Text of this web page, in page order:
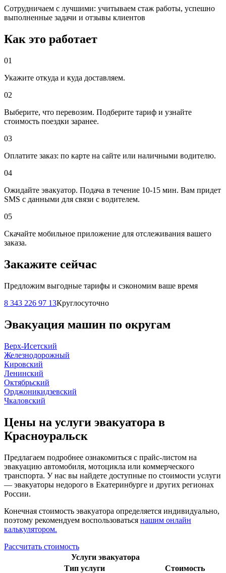
Сотрудничаем с лучшими: учитываем стаж работы, успешно
выполненные задачи и отзывы клиентов
Как это работает
01
Укажите откуда и куда доставляем.
02
Выберите, что перевозим. Подберите тариф и узнайте
стоимость поездки заранее.
03
Оплатите заказ: по карте на сайте или наличными водителю.
04
Ожидайте эвакуатор. Подача в течение 10-15 мин. Вам придет
SMS с данными для связи с водителем.
05
Скачайте мобильное приложение для отслеживания вашего
заказа.
Закажите сейчас
Предложим выгодные тарифы и сэкономим ваше время
8 343 226 97 13Круглосуточно
Эвакуация машин по округам
Верх-Исетский
Железнодорожный
Кировский
Ленинский
Октябрьский
Орджоникидзевский
Чкаловский
Цены на услуги эвакуатора в
Красноуральск
Предлагаем подробнее ознакомиться с прайс-листом на
эвакуацию автомобиля, мотоцикла или коммерческого
транспорта. У нас вы найдете доступные по стоимости услуги
— эвакуаторы недорого в Екатеринбурге и других регионах
России.
Конечная стоимость эвакуатора определяется индивидуально,
поэтому рекомендуем воспользоваться нашим онлайн
калькулятором.
Рассчитать стоимость
Услуги эвакуатора
Тип услуги
Стоимость